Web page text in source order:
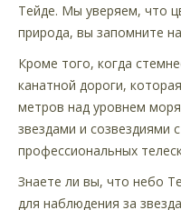
Тейде. Мы уверяем, что
природа, вы запомните
Кроме того, когда
канатной дороги,
метров над уровнем
звездами и созвездиями
профессиональных
Знаете ли вы, что небо
для наблюдения за